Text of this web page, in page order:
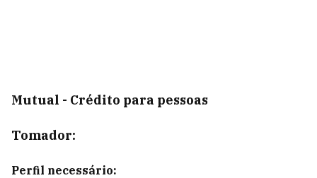
Mutual - Crédito para pessoas
Tomador:
Perfil necessário: